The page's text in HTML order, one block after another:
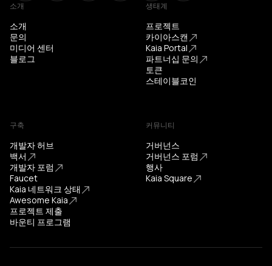
소개
소개
문의
미디어 센터
블로그
생태계
프로젝트
카이아스캔
Kaia Portal
파트너십 문의
토큰
스테이블코인
구축
개발자 허브
백서
개발자 포럼
Faucet
Kaia 네트워크 상태
Awesome Kaia
프로젝트 제출
바운티 프로그램
커뮤니티
거버넌스
거버넌스 포럼
행사
Kaia Square